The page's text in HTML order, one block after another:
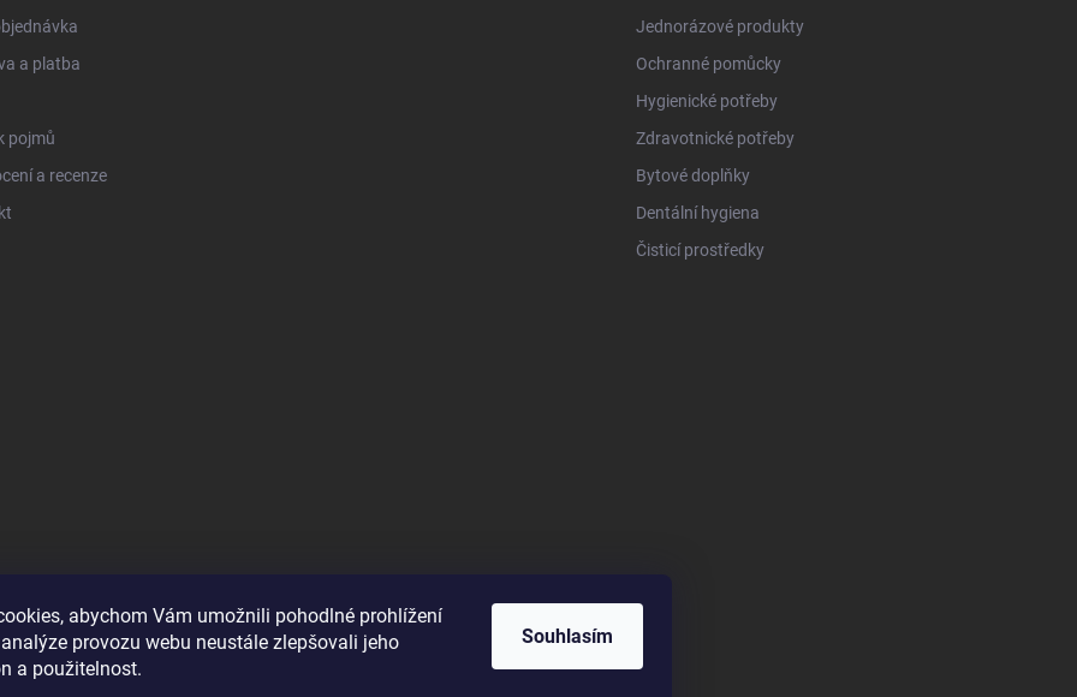
abychom Vám umožnili pohodlné prohlížení
provozu webu neustále zlepšovali jeho
a použitelnost.
Souhlasím
a platba
pojmů
a recenze
Jednorázové produkty
Ochranné pomůcky
Hygienické potřeby
Zdravotnické potřeby
Bytové doplňky
Dentální hygiena
Čisticí prostředky